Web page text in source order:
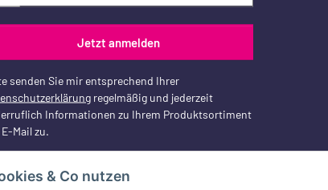
& Co nutzen
Jetzt anmelden
senden Sie mir entsprechend Ihrer
regelmäßig und jederzeit
Informationen zu Ihrem Produktsortiment
Mail zu.